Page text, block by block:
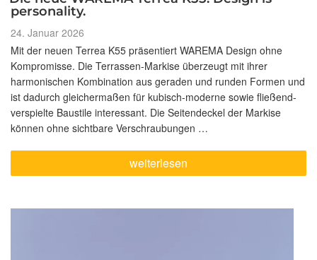
personality.
Veröffentlicht
am
24. Januar 2026
Mit der neuen Terrea K55 präsentiert WAREMA Design ohne
Kompromisse. Die Terrassen-Markise überzeugt mit ihrer
harmonischen Kombination aus geraden und runden Formen und
ist dadurch gleichermaßen für kubisch-moderne sowie fließend-
verspielte Baustile interessant. Die Seitendeckel der Markise
können ohne sichtbare Verschraubungen …
„Die
neue
K55:
weiterlesen